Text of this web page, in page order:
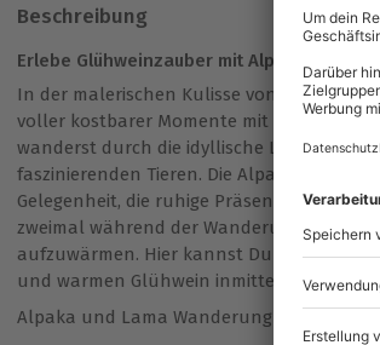
Beschreibung
Erlebe Glühweinzauber mit Alpakas und
In der malerischen Kulisse von Schönau-
voller kostbarer Momente mit den
wanderst durch die idyllische Landschaft,
faszinierenden Tieren. Die Alpaka und
Gelegenheit, die ruhige Präsenz dieser
zweimal während der Wanderung bei
aufzuwärmen. Hier kannst Du Dich
und warmen Glühwein inmitten der Natur
Alpaka und Lama Wanderung mit Vesper